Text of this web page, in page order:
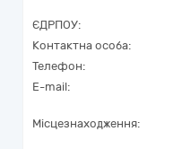
ЄДРПОУ:
Контактна особа:
Телефон:
E-mail:
Місцезнаходження: